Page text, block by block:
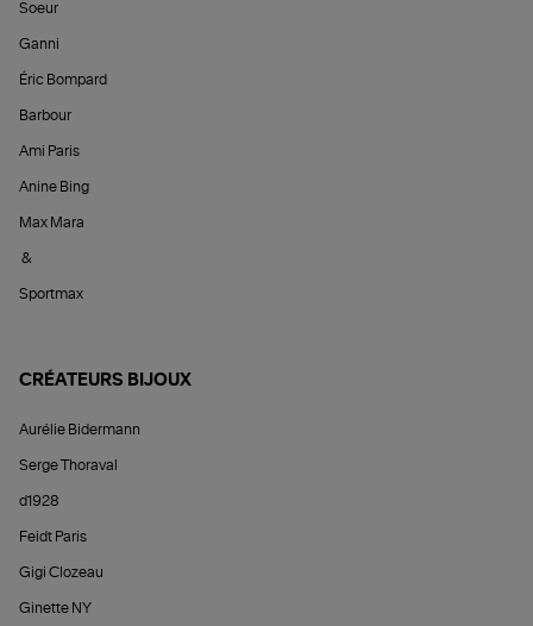
Soeur
Ganni
Éric Bompard
Barbour
Ami Paris
Anine Bing
Max Mara
&
Sportmax
CRÉATEURS BIJOUX
Aurélie Bidermann
Serge Thoraval
d1928
Feidt Paris
Gigi Clozeau
Ginette NY